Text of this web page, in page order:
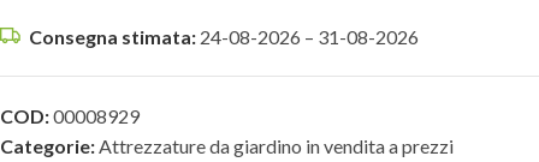
Consegna stimata: 24-08-2026 – 31-08-2026
COD:00008929
Categorie:Attrezzature da giardino in vendita a prezzi